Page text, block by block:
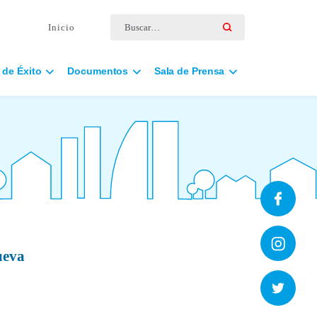
Buscar por:
Inicio
de Éxito Documentos Sala de Prensa